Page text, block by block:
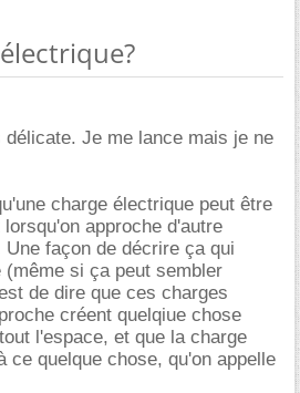
Je me lance mais je ne
charge électrique peut être
approche d'autre
façon de décrire ça qui
si ça peut sembler
de dire que ces charges
créent quelqiue chose
l'espace, et que la charge
ce quelque chose, qu'on appelle